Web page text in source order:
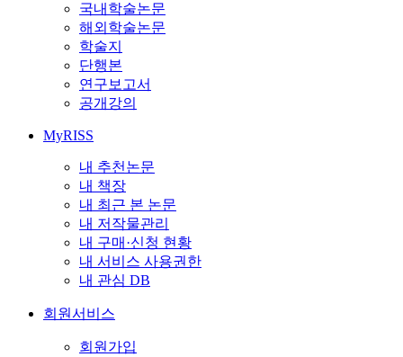
국내학술논문
해외학술논문
학술지
단행본
연구보고서
공개강의
MyRISS
내 추천논문
내 책장
내 최근 본 논문
내 저작물관리
내 구매·신청 현황
내 서비스 사용권한
내 관심 DB
회원서비스
회원가입